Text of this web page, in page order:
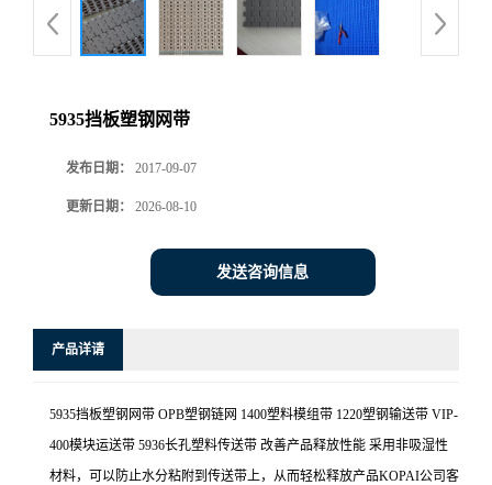
5935挡板塑钢网带
发布日期： 2017-09-07
更新日期： 2026-08-10
发送咨询信息
产品详请
5935挡板塑钢网带 OPB塑钢链网 1400塑料模组带 1220塑钢输送带 VIP-
400模块运送带 5936长孔塑料传送带 改善产品释放性能 采用非吸湿性
材料，可以防止水分粘附到传送带上，从而轻松释放产品KOPAI公司客